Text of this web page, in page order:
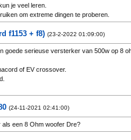
je veel leren.
om extreme dingen te proberen.
vs een klein dorpshuis.
vereisen beide een andere aanpak, zelfs
geprobeerd?
f1153 + f8) (23-2-2022 01:09:00)
goede serieuse versterker van 500w op 8
of EV crossover.
kun je beter
sets bedoeld.
ervaring.
(24-11-2021 02:41:00)
een 8 Ohm woofer Dre?